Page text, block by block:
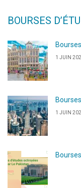
BOURSES
1 JUIN
1 JUIN